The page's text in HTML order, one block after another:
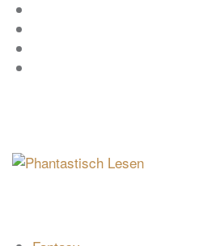
Zum
Inhalt
springen